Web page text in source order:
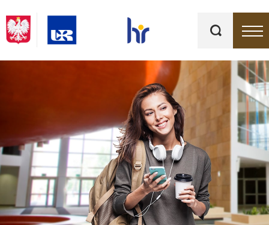
kluczowe